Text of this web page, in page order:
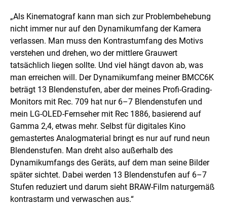
„Als Kinematograf kann man sich zur Problembehebung
nicht immer nur auf den Dynamikumfang der Kamera
verlassen. Man muss den Kontrastumfang des Motivs
verstehen und drehen, wo der mittlere Grauwert
tatsächlich liegen sollte. Und viel hängt davon ab, was
man erreichen will. Der Dynamikumfang meiner BMCC6K
beträgt 13 Blendenstufen, aber der meines Profi-Grading-
Monitors mit Rec. 709 hat nur 6–7 Blendenstufen und
mein LG-OLED-Fernseher mit Rec 1886, basierend auf
Gamma 2,4, etwas mehr. Selbst für digitales Kino
gemastertes Analogmaterial bringt es nur auf rund neun
Blendenstufen. Man dreht also außerhalb des
Dynamikumfangs des Geräts, auf dem man seine Bilder
später sichtet. Dabei werden 13 Blendenstufen auf 6–7
Stufen reduziert und darum sieht BRAW-Film naturgemäß
kontrastarm und verwaschen aus.“